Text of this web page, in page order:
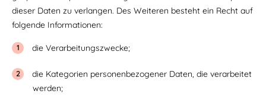
dieser Daten zu verlangen. Des Weiteren besteht ein Recht auf
folgende Informationen:
die Verarbeitungszwecke;
die Kategorien personenbezogener Daten, die verarbeitet
werden;